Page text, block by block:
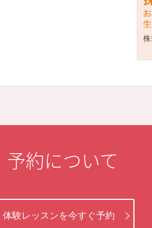
予約について
体験レッスンを今すぐ予約